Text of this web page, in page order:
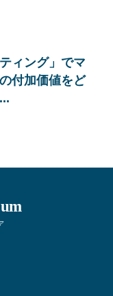
ィング」でマ
付加価値をど